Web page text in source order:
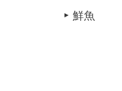
鮮魚